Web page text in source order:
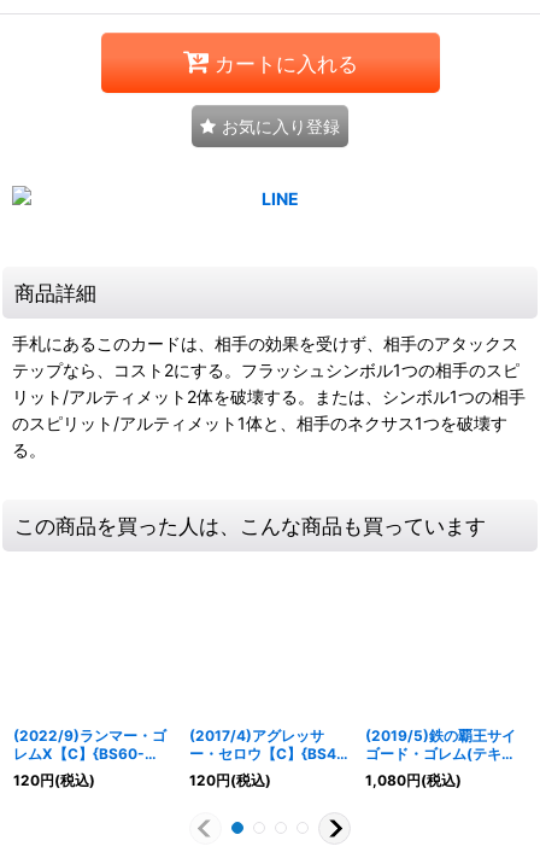
カートに入れる
お気に入り登録
商品詳細
手札にあるこのカードは、相手の効果を受けず、相手のアタックス
テップなら、コスト2にする。フラッシュシンボル1つの相手のスピ
リット/アルティメット2体を破壊する。または、シンボル1つの相手
のスピリット/アルティメット1体と、相手のネクサス1つを破壊す
る。
この商品を買った人は、こんな商品も買っています
(2022/9)ランマー・ゴ
レムX【C】{BS60-
061}《青》
120円(税込)
(2017/4)アグレッサ
ー・セロウ【C】{BS41-
038}《白》
120円(税込)
(2019/5)鉄の覇王サイ
ゴード・ゴレム(テキス
ト欄BSロゴ/BS50収録)
【CP】{BS47-CP06}
1,080円(税込)